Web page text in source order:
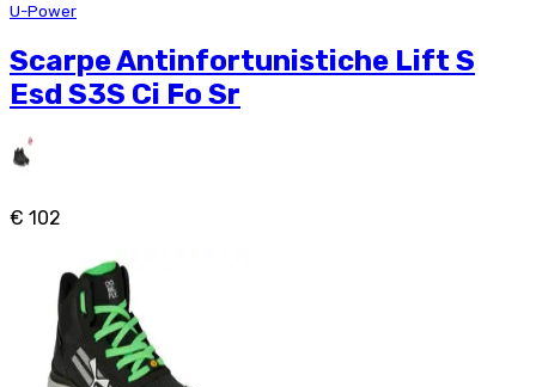
U-Power
Scarpe Antinfortunistiche Lift S
Esd S3S Ci Fo Sr
€ 102